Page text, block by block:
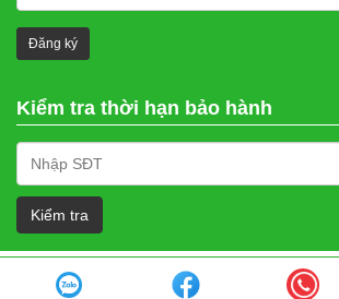
Kiểm tra thời hạn bảo hành